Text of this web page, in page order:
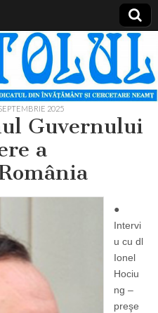
2025
Guvernului
a
●
Intervi
u cu dl
Ionel
Hociu
ng –
preşe